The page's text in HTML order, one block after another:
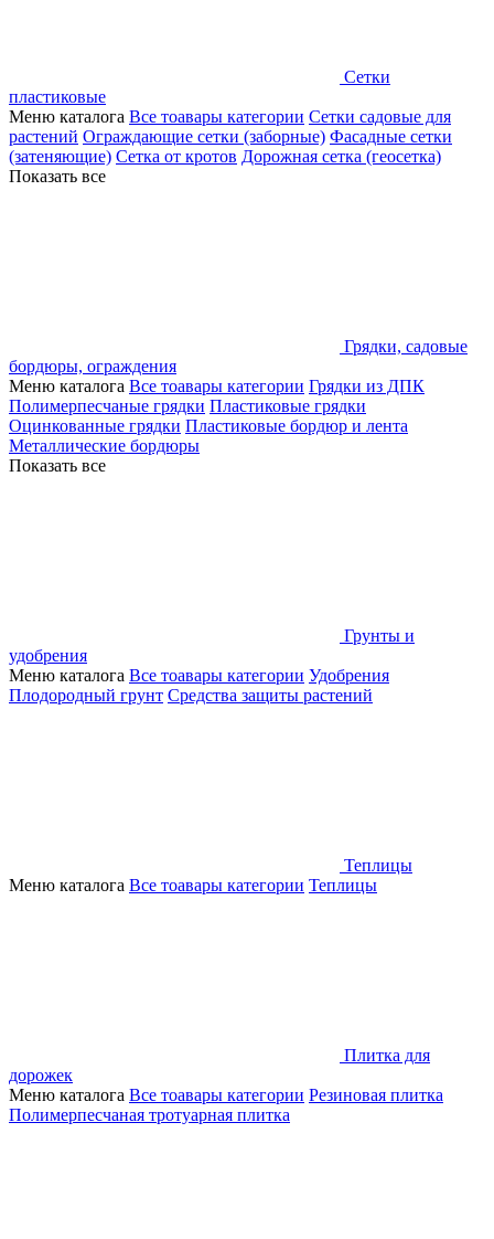
Сетки
пластиковые
Меню каталога Все тоавары категории Сетки садовые для
растений Ограждающие сетки (заборные) Фасадные сетки
(затеняющие) Сетка от кротов Дорожная сетка (геосетка)
Показать все
Грядки, садовые
бордюры, ограждения
Меню каталога Все тоавары категории Грядки из ДПК
Полимерпесчаные грядки Пластиковые грядки
Оцинкованные грядки Пластиковые бордюр и лента
Металлические бордюры
Показать все
Грунты и
удобрения
Меню каталога Все тоавары категории Удобрения
Плодородный грунт Средства защиты растений
Теплицы
Меню каталога Все тоавары категории Теплицы
Плитка для
дорожек
Меню каталога Все тоавары категории Резиновая плитка
Полимерпесчаная тротуарная плитка